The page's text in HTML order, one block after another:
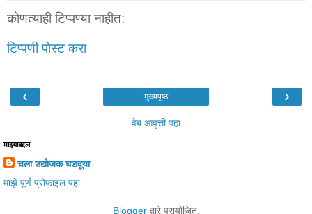
कोणत्याही टिप्पण्‍या नाहीत:
टिप्पणी पोस्ट करा
‹ ›
मुख्यपृष्ठ
वेब आवृत्ती पहा
माझ्याबद्दल
चला उद्योजक घडवूया
माझे पूर्ण प्रोफाइल पहा.
Bloggerद्वारे प्रायोजित.